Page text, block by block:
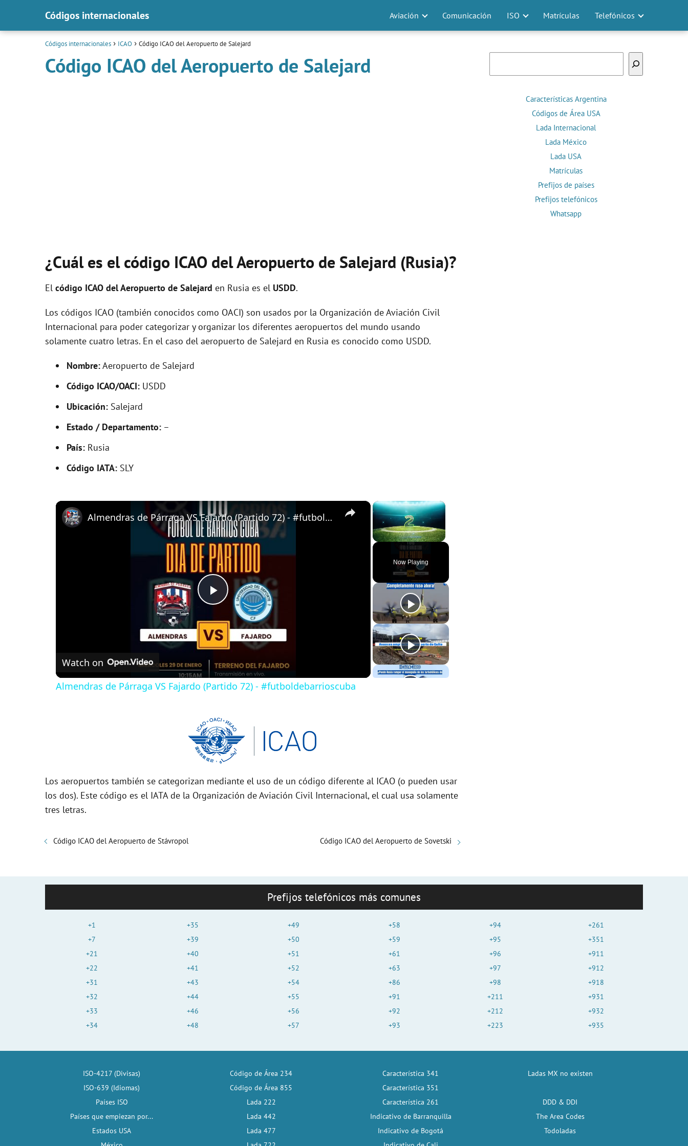
Códigos internacionales Aviación Comunicación ISO Matrículas Telefónicos
Códigos internacionales ICAO Código ICAO del Aeropuerto de Salejard
Código ICAO del Aeropuerto de Salejard
¿Cuál es el código ICAO del Aeropuerto de Salejard (Rusia)?
El código ICAO delAeropuerto de Salejard en Rusia es el USDD.
Los códigos ICAO (también conocidos como OACI) son usados por la Organización de Aviación Civil
Internacional para poder categorizar y organizar los diferentes aeropuertos del mundo usando
solamente cuatro letras. En el caso del aeropuerto de Salejard en Rusia es conocido como USDD.
Nombre:Aeropuerto de Salejard
Código ICAO/OACI: USDD
Ubicación: Salejard
Estado / Departamento: –
País: Rusia
Código IATA: SLY
×
Unmute
Now Playing
×
P
l
a
V
i
d
Almendras de Párraga VS Fajardo (Partido 72) - #futboldebarrioscuba
Watch on
Almendras de Párraga VS Fajardo (Partido 72) - #futboldebarrioscuba
Los aeropuertos también se categorizan mediante el uso de un código diferente al ICAO (o pueden usar
los dos). Este código es el IATA de la Organización de Aviación Civil Internacional, el cual usa solamente
tres letras.
Código ICAO del Aeropuerto de Stávropol Código ICAO del Aeropuerto de Sovetski
Características Argentina
Códigos de Área USA
Lada Internacional
Lada México
Lada USA
Matrículas
Prefijos de países
Prefijos telefónicos
Whatsapp
Prefijos telefónicos más comunes
+1
+7
+21
+22
+31
+32
+33
+34
+35
+39
+40
+41
+43
+44
+46
+48
+49
+50
+51
+52
+54
+55
+56
+57
+58
+59
+61
+63
+86
+91
+92
+93
+94
+95
+96
+97
+98
+211
+212
+223
+261
+351
+911
+912
+918
+931
+932
+935
ISO-4217 (Divisas)
ISO-639 (Idiomas)
Países ISO
Países que empiezan por...
Estados USA
Código de Área 234
Código de Área 855
Lada 222
Lada 442
Lada 477
Característica 341
Característica 351
Característica 261
Indicativo de Barranquilla
Indicativo de Bogotá
Ladas MX no existen
DDD & DDI
The Area Codes
Todoladas